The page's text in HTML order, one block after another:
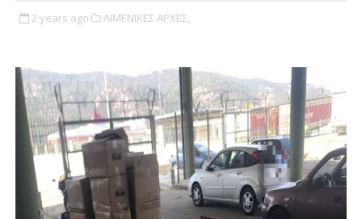
2 years ago ΛΙΜΕΝΙΚΕΣ ΑΡΧΕΣ,